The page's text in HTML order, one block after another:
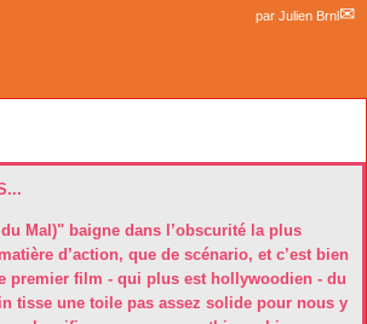
par Julien Brnl
Mal)" baigne dans l’obscurité la plus
d’action, que de scénario, et c’est bien
premier film - qui plus est hollywoodien - du
tisse une toile pas assez solide pour nous y